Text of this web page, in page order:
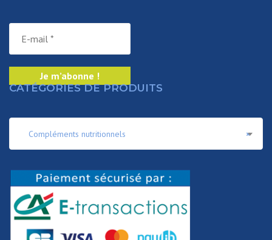
CATÉGORIES DE PRODUITS
×
Compléments nutritionnels